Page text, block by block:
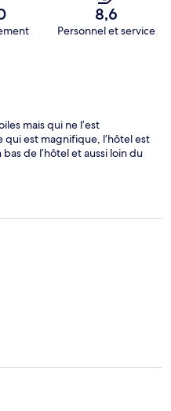
8,6
Personnel et service
mais qui ne l’est
qui est magnifique, l’hôtel est
de l’hôtel et aussi loin du